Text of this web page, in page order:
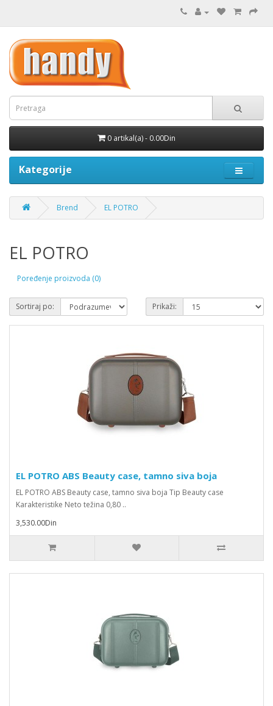
0 artikal(a) - 0.00Din
Kategorije
Brend EL POTRO
EL POTRO
Poređenje proizvoda (0)
Sortiraj po: Prikaži:
EL POTRO ABS Beauty case, tamno siva boja
EL POTRO ABS Beauty case, tamno siva boja Tip Beauty case
Karakteristike Neto težina 0,80 ..
3,530.00Din